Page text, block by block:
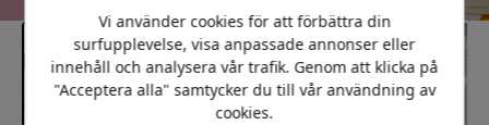
Vi använder cookies för att förbättra din
surfupplevelse, visa anpassade annonser eller
innehåll och analysera vår trafik. Genom att klicka på
"Acceptera alla" samtycker du till vår användning av
cookies.